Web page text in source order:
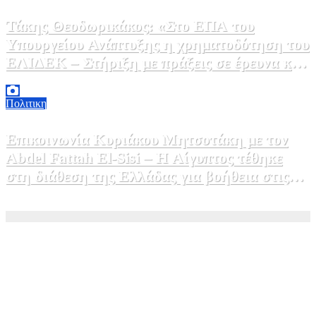
Τάκης Θεοδωρικάκος: «Στο ΕΠΑ του
Υπουργείου Ανάπτυξης η χρηματοδότηση του
ΕΛΙΔΕΚ – Στήριξη με πράξεις σε έρευνα και
καινοτομία»
Πολιτικη
Επικοινωνία Κυριάκου Μητσοτάκη με τον
Abdel Fattah El-Sisi – Η Αίγυπτος τέθηκε
στη διάθεση της Ελλάδας για βοήθεια στις